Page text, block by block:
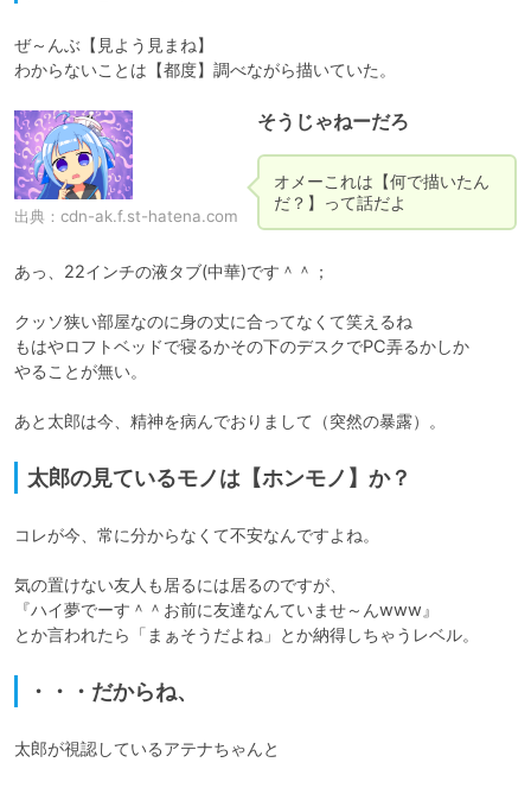
ぜ～んぶ【見よう見まね】
わからないことは【都度】調べながら描いていた。
出典： cdn-ak.f.st-hatena.com
そうじゃねーだろ
オメーこれは【何で描いたん
だ？】って話だよ
あっ、22インチの液タブ(中華)です＾＾；
クッソ狭い部屋なのに身の丈に合ってなくて笑えるね
もはやロフトベッドで寝るかその下のデスクでPC弄るかしか
やることが無い。
あと太郎は今、精神を病んでおりまして（突然の暴露）。
太郎の見ているモノは【ホンモノ】か？
コレが今、常に分からなくて不安なんですよね。
気の置けない友人も居るには居るのですが、
『ハイ夢でーす＾＾お前に友達なんていませ～んwww』
とか言われたら「まぁそうだよね」とか納得しちゃうレベル。
・・・だからね、
太郎が視認しているアテナちゃんと